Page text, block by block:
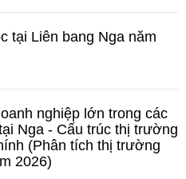
tại Liên bang Nga năm
nghiệp lớn trong các
Nga - Cấu trúc thị trường
(Phân tích thị trường
2026)